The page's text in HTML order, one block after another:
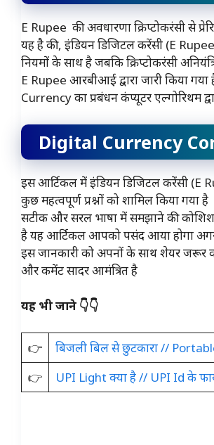
E Rupee की अवधारणा क्रिप्टोकरंसी से
यह है की, इंडियन डिजिटल करेंसी (E
नियमों के साथ है जबकि क्रिप्टोकरंसी
E Rupee आरबीआई द्वारा जारी किया
Currency का प्रबंधन कंप्यूटर एल्गोरिथम
Digital Currency
इस आर्टिकल में इंडियन डिजिटल करेंसी (E
कुछ महत्वपूर्ण प्रश्नों को शामिल किया गया
सटीक और सरल भाषा में समझाने की कोशिश
है यह आर्टिकल आपको पसंद आया होगा
इस जानकारी को अपनों के साथ शेयर
और कमेंट सादर आमंत्रित है
यह भी जाने 👇👇
👉
बिजली बिल से छुटकारा //
👉
UPI Light क्या है // UPI Id के